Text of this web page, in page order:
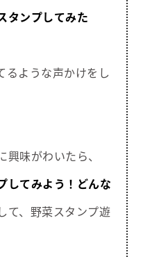
タンプしてみた
るような声かけをし
味がわいたら、
してみよう！どんな
て、野菜スタンプ遊